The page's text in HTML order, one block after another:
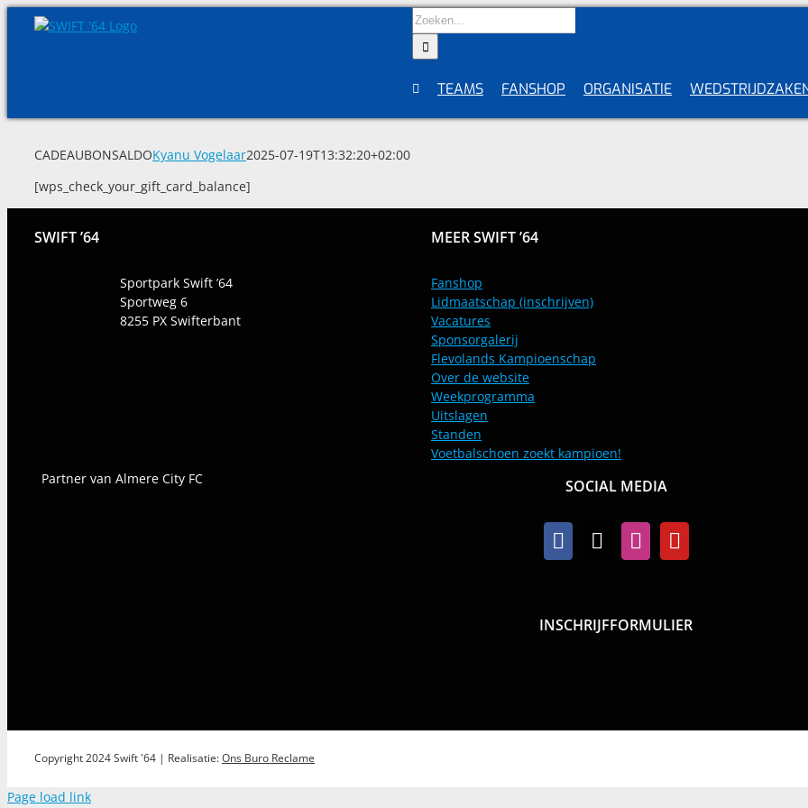
Zoeken
naar:
TEAMS FANSHOP ORGANISATIE
CADEAUBONSALDOKyanu Vogelaar2025-07-19T13:32:20+02:00
[wps_check_your_gift_card_balance]
SWIFT ’64
Sportpark Swift ’64
Sportweg 6
8255 PX Swifterbant
Partner van Almere City FC
MEER SWIFT ’64
Fanshop
Lidmaatschap (inschrijven)
Vacatures
Sponsorgalerij
Flevolands Kampioenschap
Over de website
Weekprogramma
Uitslagen
Standen
Voetbalschoen zoekt kampioen!
SOCIAL MEDIA
INSCHRIJFFORMULIER
Copyright 2024 Swift '64 | Realisatie:Ons Buro Reclame
Page load link